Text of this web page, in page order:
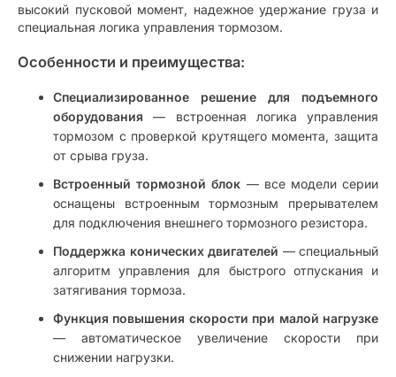
высокий пусковой момент, надежное удержание груза и
специальная логика управления тормозом.
Особенности и преимущества:
Специализированное решение для подъемного
оборудования — встроенная логика управления
тормозом с проверкой крутящего момента, защита
от срыва груза.
Встроенный тормозной блок — все модели серии
оснащены встроенным тормозным прерывателем
для подключения внешнего тормозного резистора.
Поддержка конических двигателей — специальный
алгоритм управления для быстрого отпускания и
затягивания тормоза.
Функция повышения скорости при малой нагрузке
— автоматическое увеличение скорости при
снижении нагрузки.